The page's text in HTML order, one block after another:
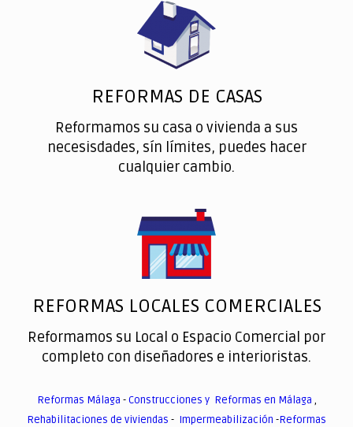
REFORMAS DE CASAS
Reformamos su casa o vivienda a sus
necesisdades, sín límites, puedes hacer
cualquier cambio.
REFORMAS LOCALES COMERCIALES
Reformamos su Local o Espacio Comercial por
completo con diseñadores e interioristas.
Reformas Málaga -Construcciones y Reformas en Málaga ,
Rehabilitaciones de viviendas - Impermeabilización -Reformas